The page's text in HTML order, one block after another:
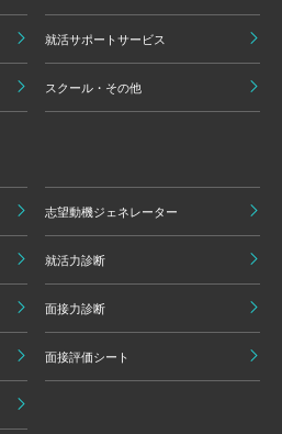
就活サポートサービス
スクール・その他
志望動機ジェネレーター
就活力診断
面接力診断
面接評価シート